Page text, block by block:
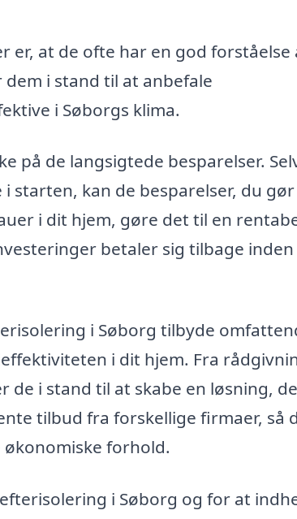
er, at de ofte har en god forståelse
i stand til at anbefale
i Søborgs klima.
på de langsigtede besparelser.
starten, kan de besparelser, du gør
i dit hjem, gøre det til en
betaler sig tilbage
i Søborg tilbyde
i dit hjem. Fra
i stand til at skabe en løsning,
tilbud fra forskellige firmaer, så
forhold.
i Søborg og for at